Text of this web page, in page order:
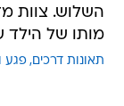
השלוש. צוות
מותו של הילד
תאונות דרכים פגע